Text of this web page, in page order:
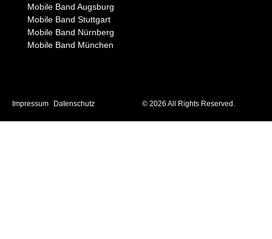
Mobile Band Augsburg
Mobile Band Stuttgart
Mobile Band Nürnberg
Mobile Band München
Impressum Datenschutz © 2026 All Rights Reserved.